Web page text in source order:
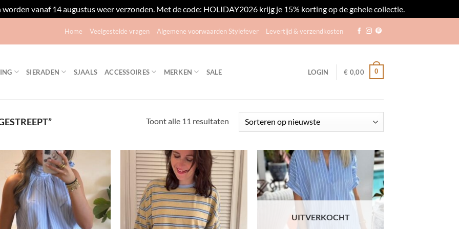
vanaf 14 augustus weer verzonden. Met de code: HOLIDAY2026 krijg je 15% korting op de gehele collectie.
Home Veelgestelde vragen Algemene voorwaarden Stylefever Levertijd & verzendkosten
SIERADEN SJAALS ACCESSOIRES MERKEN SALE LOGIN € 0,00 0
Toont alle 11 resultatenGesorteerd
Toevoegen
aan
verlanglijst
Toevoegen
aan
verlanglijst
Toevoegen
aan
verlanglijst
UITVERKOCHT